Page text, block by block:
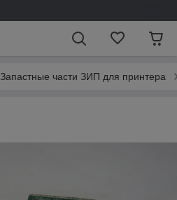
Запастные части ЗИП для принтера